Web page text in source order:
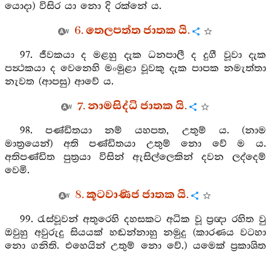
යොදා) විසිර යා නො දි රක්නේ ය.
6. තෙලපත්ත ජාතක යි.
97. ජීවකයා ද මළහු දැක ධනපාලී ද දුගී වූවා දැක
පන්‍ථකයා ද වෙනෙහි මංමුළා වූවකු දැක පාපක නමැත්තා
නැවත (ආපසු) ආවේ ය.
7. නාමසිද්ධි ජාතක යි.
98. පණ්ඩිතයා නම් යහපත, උතුම් ය. (නාම
මාත්‍රයෙන්) අති පණ්ඩිතයා උතුම් නො වේ ම ය.
අතිපණ්ඩිත පුත්‍රයා විසින් ඇසිල්ලෙකින් දවන ලද්දෙම්
වෙමි.
8. කූටවාණිජ ජාතක යි.
99. රැස්වූවන් අතුරෙහි දහසකට අධික වූ ප්‍රඥා රහිත වු
ඔවුහු අවුරුදු සියයක් හඬන්නාහු නමුදු (කාරණය වටහා
නො ගනිති. එහෙයින් උතුම් නො වේ.) යමෙක් ප්‍රකාශිත